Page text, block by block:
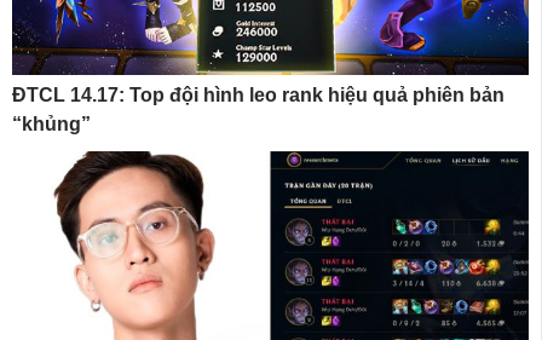
ĐTCL 14.17: Top đội hình leo rank hiệu quả phiên bản
“khủng”